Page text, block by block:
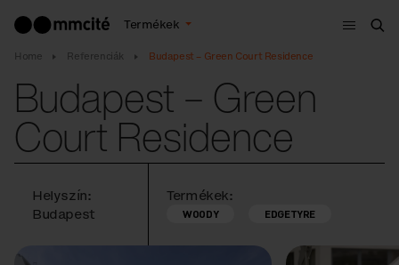
Termékek
Menü
Home Referenciák Budapest – Green Court Residence
Budapest – Green
Court Residence
Helyszín:
Budapest
Termékek:
WOODY EDGETYRE